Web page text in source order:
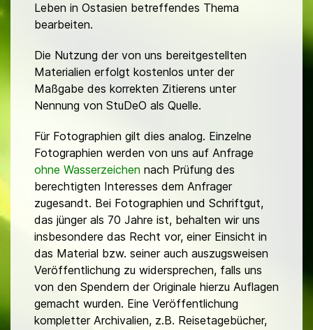
Leben in Ostasien betreffendes Thema
bearbeiten.
Die Nutzung der von uns bereitgestellten
Materialien erfolgt kostenlos unter der
Maßgabe des korrekten Zitierens unter
Nennung von StuDeO als Quelle.
Für Fotographien gilt dies analog. Einzelne
Fotographien werden von uns auf Anfrage
ohne Wasserzeichen nach Prüfung des
berechtigten Interesses dem Anfrager
zugesandt. Bei Fotographien und Schriftgut,
das jünger als 70 Jahre ist, behalten wir uns
insbesondere das Recht vor, einer Einsicht in
das Material bzw. seiner auch auszugsweisen
Veröffentlichung zu widersprechen, falls uns
von den Spendern der Originale hierzu Auflagen
gemacht wurden. Eine Veröffentlichung
kompletter Archivalien, z.B. Reisetagebücher,